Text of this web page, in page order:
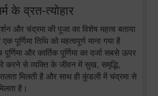
के व्रत-त्योहार
और चंद्रमा की पूजा का विशेष महत्व बताया
पूर्णिमा तिथि को महत्वपूर्ण माना गया है
और कार्तिक पूर्णिमा का दर्जा सबसे ऊपर
करने से व्यक्ति के जीवन में सुख, समृद्धि,
मिलती है और साथ ही कुंडली में चंद्रमा से
है।